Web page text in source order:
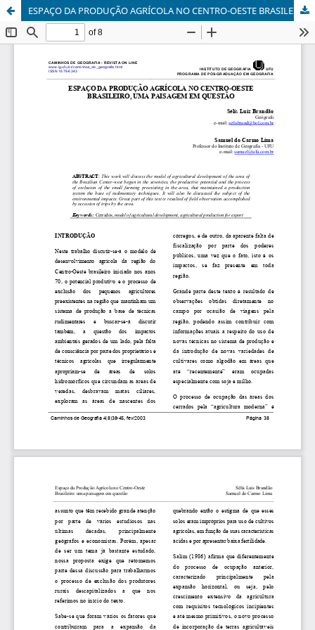
ESPAÇO DA PRODUÇÃO AGRÍCOLA NO CENTRO-OESTE BRASILEIRO, UMA PAISAGEM EM QUESTÃO